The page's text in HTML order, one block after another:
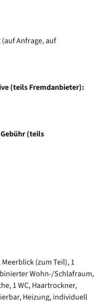
Anfrage, auf
(teils Fremdanbieter):
(teils
(zum Teil), 1
Wohn-/Schlafraum,
1 WC, Haartrockner,
Heizung, individuell